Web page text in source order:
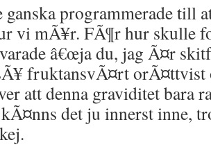
programmerade till
vi mÃ¥r. FÃ¶r hur skulle
â€œja du, jag Ã¤r
fruktansvÃ¤rt orÃ¤ttvist
att denna graviditet bara
det ju innerst inne,